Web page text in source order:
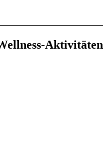
Aktivitäten